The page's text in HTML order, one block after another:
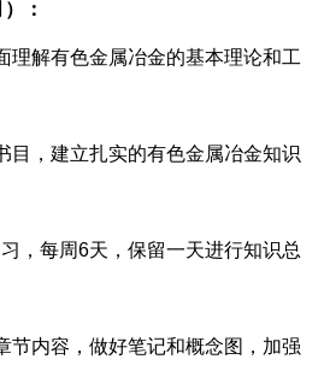
：
理解有色金属冶金的基本理论和工
目，建立扎实的有色金属冶金知识
，每周6天，保留一天进行知识总
节内容，做好笔记和概念图，加强